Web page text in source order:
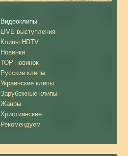
Видеоклипы
LIVE выступления
Клипы HDTV
Новинки
ТОР новинок
Русские клипы
Украинские клипы
Зарубежные клипы
Жанры
Христианские
Рекомендуем